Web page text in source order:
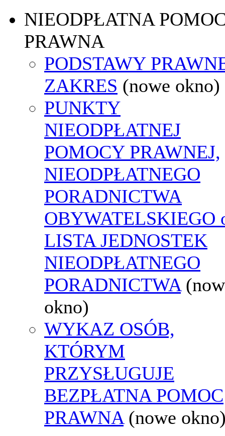
NIEODPŁATNA
PRAWNA
PODSTAWY
ZAKRES (nowe okno)
PUNKTY
NIEODPŁATNEJ
POMOCY PRAWNEJ,
NIEODPŁATNEGO
PORADNICTWA
OBYWATELSKIEGO
LISTA JEDNOSTEK
NIEODPŁATNEGO
PORADNICTWA
okno)
WYKAZ OSÓB,
KTÓRYM
PRZYSŁUGUJE
BEZPŁATNA POMOC
PRAWNA (nowe